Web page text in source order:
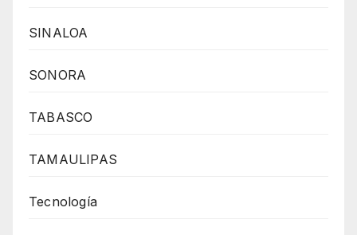
SINALOA
SONORA
TABASCO
TAMAULIPAS
Tecnología